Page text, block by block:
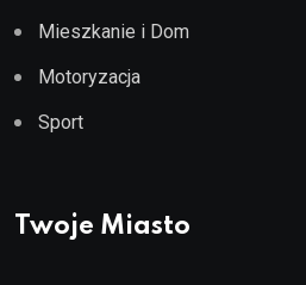
Mieszkanie i Dom
Motoryzacja
Sport
Twoje Miasto